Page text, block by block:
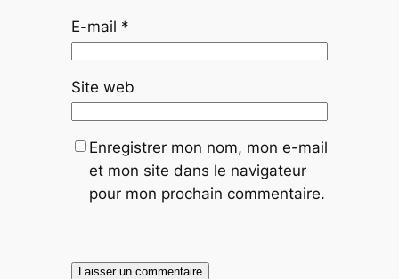
E-mail *
Site web
Enregistrer mon nom, mon e-mail
et mon site dans le navigateur
pour mon prochain commentaire.